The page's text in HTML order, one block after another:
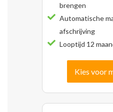
brengen
Automatische
afschrijving
Looptijd 12
Kies voor